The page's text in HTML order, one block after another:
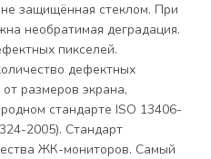
защищённая стеклом. При
необратимая деградация.
пикселей.
дефектных
размеров экрана,
стандарте ISO 13406-
2005). Стандарт
ЖК-мониторов. Самый